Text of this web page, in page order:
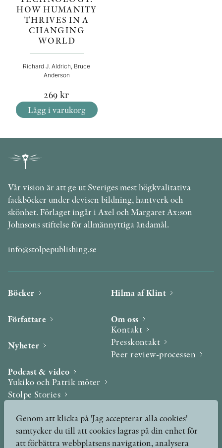
HOW HUMANITY
THRIVES IN A
CHANGING
WORLD
Richard J. Aldrich, Bruce
Anderson
269 kr
Lägg i varukorg
Vår vision är att ge ut Sveriges mest högkvalitativa
fackböcker under devisen bildning, hantverk och
skönhet. Förlaget ingår i Axel och Margaret Ax:son
Johnsons stiftelse för allmännyttiga ändamål.
info@stolpepublishing.se
Böcker
Författare
Nyheter
Podcast & video
Yukiko och Patrik möter
Stolpe Stories
Utmärkelser & Format
Utmärkelser
Hilma af Klint
Om oss
Kontakt
Presskontakt
Peer review-processen
Genom att klicka på 'Jag accepterar alla cookies'
samtycker du till att cookies lagras på din enhet för
att förbättra webbplatsens navigation, analysera